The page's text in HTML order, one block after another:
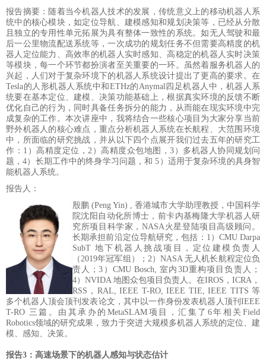
报告摘要：随着当今机器人技术的发展，传统意义上的移动机器人系
统中的核心模块，如定位导航、建模感知和规划决策等，已经从分散
且独立的专用性单元拓展为具有整体一致性的系统。如无人驾驶和最
后一公里物流配送系统等，一次成功的规划任务不但需要高精度的机
器人定位能力、高效率的机器人实时感知、高稳定的机器人实时决策
等模块，每一个环节都扮演者至关重要的一环。虽然着服务机器人的
兴起，人们对于复杂环境下的机器人系统设计提出了更高的要求。在
Tesla的人形机器人系统中和ETHz的Anymal四足机器人中，机器人系
统要在基本定位、建模、决策功能基础上，根据真实环境的反馈不断
优化自己的行为，同时具备任务拆分的能力，从而能在现实环境中完
成复杂的工作。本次讲座中，我将结合一些核心项目为大家分享当前
野外机器人的核心难点，重点分析机器人系统在长航程、大范围环境
中，所面临的研究挑战，并从以下四个点展开我们过去五年的研究工
作： 1）高精度定位，2）高精度众包地图，3）多机器人协同规划问
题，4）长期工作中的终身学习问题，和 5）适用于复杂环境的具身智
能机器人系统。
报告人：
殷鹏 (Peng Yin) , 香港城市大学助理教授，中国科学
院沈阳自动化所博士，前卡内基梅隆大学机器人研
究所项目科学家，NASA火星登陆项目高级顾问。
长期承担前沿定位导航研究，包括：1）CMU Darpa
SubT 地下机器人挑战项目，定位建模负责人
（2019年冠军组）；2）NASA 无人机长航程定位负
责人；3）CMU Bosch, 室内3D重构项目负责人；
4）NVIDA 地图众包项目负责人。在IROS，ICRA，
RSS，RAL, IEEE T-RO, IEEE TIE, IEEE TITS 等
多个机器人顶会顶刊发表论文，其中以一作身份发表机器人顶刊IEEE
T-RO 三篇。由其承办的MetaSLAM项目，汇集了6年相关Field
Robotics领域的研究成果，致力于突进大规模多机器人系统的定位、建
模、感知、决策。
报告3：高速场景下的机器人感知与状态估计